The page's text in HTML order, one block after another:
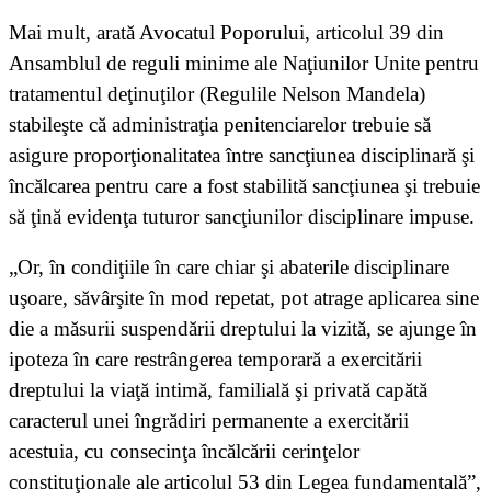
Mai mult, arată Avocatul Poporului, articolul 39 din
Ansamblul de reguli minime ale Naţiunilor Unite pentru
tratamentul deţinuţilor (Regulile Nelson Mandela)
stabileşte că administraţia penitenciarelor trebuie să
asigure proporţionalitatea între sancţiunea disciplinară şi
încălcarea pentru care a fost stabilită sancţiunea şi trebuie
să ţină evidenţa tuturor sancţiunilor disciplinare impuse.
„Or, în condiţiile în care chiar şi abaterile disciplinare
uşoare, săvârşite în mod repetat, pot atrage aplicarea sine
die a măsurii suspendării dreptului la vizită, se ajunge în
ipoteza în care restrângerea temporară a exercitării
dreptului la viaţă intimă, familială şi privată capătă
caracterul unei îngrădiri permanente a exercitării
acestuia, cu consecinţa încălcării cerinţelor
constituţionale ale articolul 53 din Legea fundamentală”,